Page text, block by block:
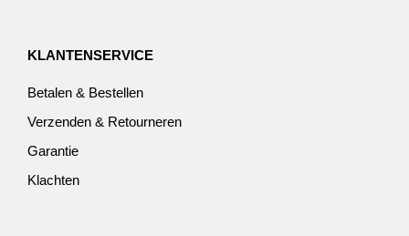
KLANTENSERVICE
Betalen & Bestellen
Verzenden & Retourneren
Garantie
Klachten